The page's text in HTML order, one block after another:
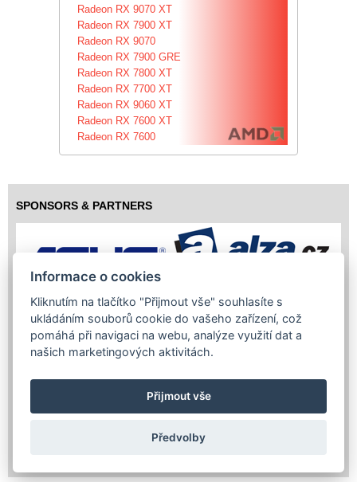
Radeon RX 9070 XT
Radeon RX 7900 XT
Radeon RX 9070
Radeon RX 7900 GRE
Radeon RX 7800 XT
Radeon RX 7700 XT
Radeon RX 9060 XT
Radeon RX 7600 XT
Radeon RX 7600
SPONSORS & PARTNERS
Copyright (c) 2026 InfoTrade Powered by ASP.NET & MS SQL
Informace o cookies
Kliknutím na tlačítko "Přijmout vše" souhlasíte s
ukládáním souborů cookie do vašeho zařízení, což
pomáhá při navigaci na webu, analýze využití dat a
našich marketingových aktivitách.
Přijmout vše
Předvolby